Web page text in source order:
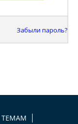
Забыли пароль?